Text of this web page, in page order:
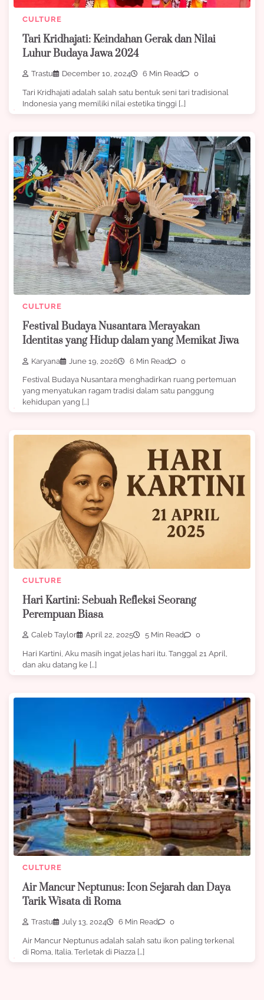
CULTURE
Tari Kridhajati: Keindahan Gerak dan Nilai
Luhur Budaya Jawa 2024
Trastu December 10, 2024 6 Min Read 0
Tari Kridhajati adalah salah satu bentuk seni tari tradisional
Indonesia yang memiliki nilai estetika tinggi […]
CULTURE
Festival Budaya Nusantara Merayakan
Identitas yang Hidup dalam yang Memikat Jiwa
Karyana June 19, 2026 6 Min Read 0
Festival Budaya Nusantara menghadirkan ruang pertemuan
yang menyatukan ragam tradisi dalam satu panggung
kehidupan yang […]
CULTURE
Hari Kartini: Sebuah Refleksi Seorang
Perempuan Biasa
Caleb Taylor April 22, 2025 5 Min Read 0
Hari Kartini, Aku masih ingat jelas hari itu. Tanggal 21 April,
dan aku datang ke […]
CULTURE
Air Mancur Neptunus: Icon Sejarah dan Daya
Tarik Wisata di Roma
Trastu July 13, 2024 6 Min Read 0
Air Mancur Neptunus adalah salah satu ikon paling terkenal
di Roma, Italia. Terletak di Piazza […]